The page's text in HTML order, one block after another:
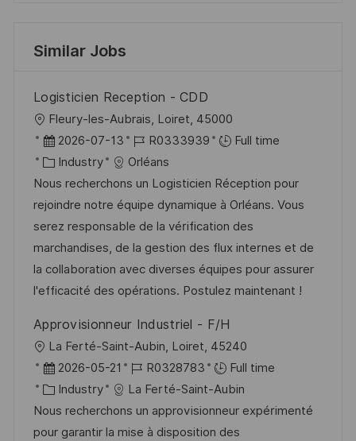
Similar Jobs
Logisticien Reception - CDD
L
o
c
a
t
i
o
n
Fleury-les-Aubrais, Loiret, 45000
P
o
s
t
e
d
D
a
e
2026-07-13
J
o
b
I
d
R0333939
Full time
C
a
t
e
g
o
r
Industry
Orléans
Nous recherchons un Logisticien Réception pour
rejoindre notre équipe dynamique à Orléans. Vous
serez responsable de la vérification des
marchandises, de la gestion des flux internes et de
la collaboration avec diverses équipes pour assurer
l'efficacité des opérations. Postulez maintenant !
Approvisionneur Industriel - F/H
L
o
c
a
t
La Ferté-Saint-Aubin, Loiret, 45240
P
o
s
t
2026-05-21
J
o
b
I
R0328783
Full time
C
a
t
Industry
La Ferté-Saint-Aubin
Nous recherchons un approvisionneur expérimenté
pour garantir la mise à disposition des